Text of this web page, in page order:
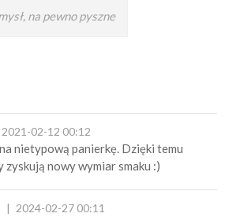
na pewno pyszne
2021-02-12 00:12
nietypową panierkę. Dzięki temu
zyskują nowy wymiar smaku :)
2024-02-27 00:11